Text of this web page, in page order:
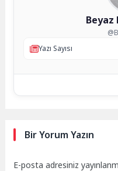
Beyaz
Yazı Sayısı
Bir Yorum Yazın
E-posta adresiniz